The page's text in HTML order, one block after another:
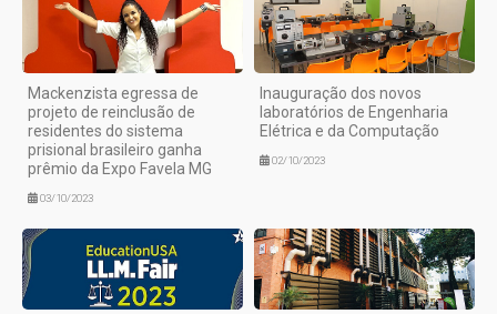
Mackenzista egressa de
projeto de reinclusão de
residentes do sistema
prisional brasileiro ganha
prêmio da Expo Favela MG
03/10/2023
Inauguração dos novos
laboratórios de Engenharia
Elétrica e da Computação
02/10/2023